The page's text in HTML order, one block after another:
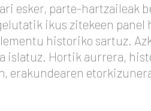
esker, parte-hartzaileak
ikus zitekeen panel
historiko sartuz.
islatuz. Hortik aurrera,
erakundearen